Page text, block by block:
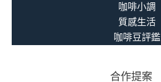
咖啡小調
質感生活
咖啡豆評鑑
合作提案